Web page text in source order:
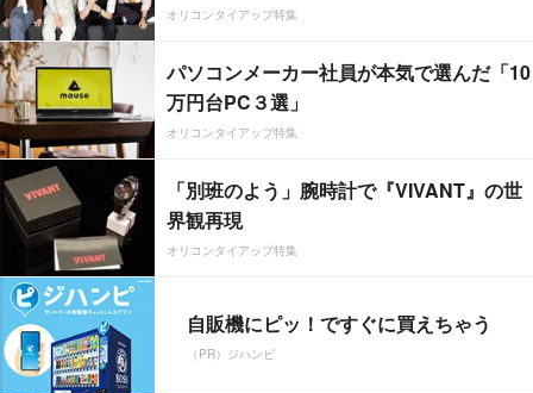
オリコンタイアップ特集
パソコンメーカー社員が本気で選んだ「10
万円台PC３選」
オリコンタイアップ特集
「別班のよう」腕時計で『VIVANT』の世
界観再現
オリコンタイアップ特集
自販機にピッ！ですぐに買えちゃう
（PR）ジハンピ